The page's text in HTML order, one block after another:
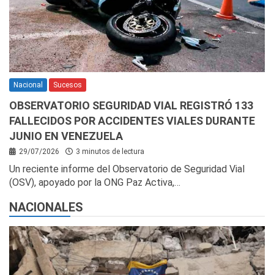
Nacional Sucesos
OBSERVATORIO SEGURIDAD VIAL REGISTRÓ 133
FALLECIDOS POR ACCIDENTES VIALES DURANTE
JUNIO EN VENEZUELA
29/07/2026 3 minutos de lectura
Un reciente informe del Observatorio de Seguridad Vial
(OSV), apoyado por la ONG Paz Activa,…
NACIONALES